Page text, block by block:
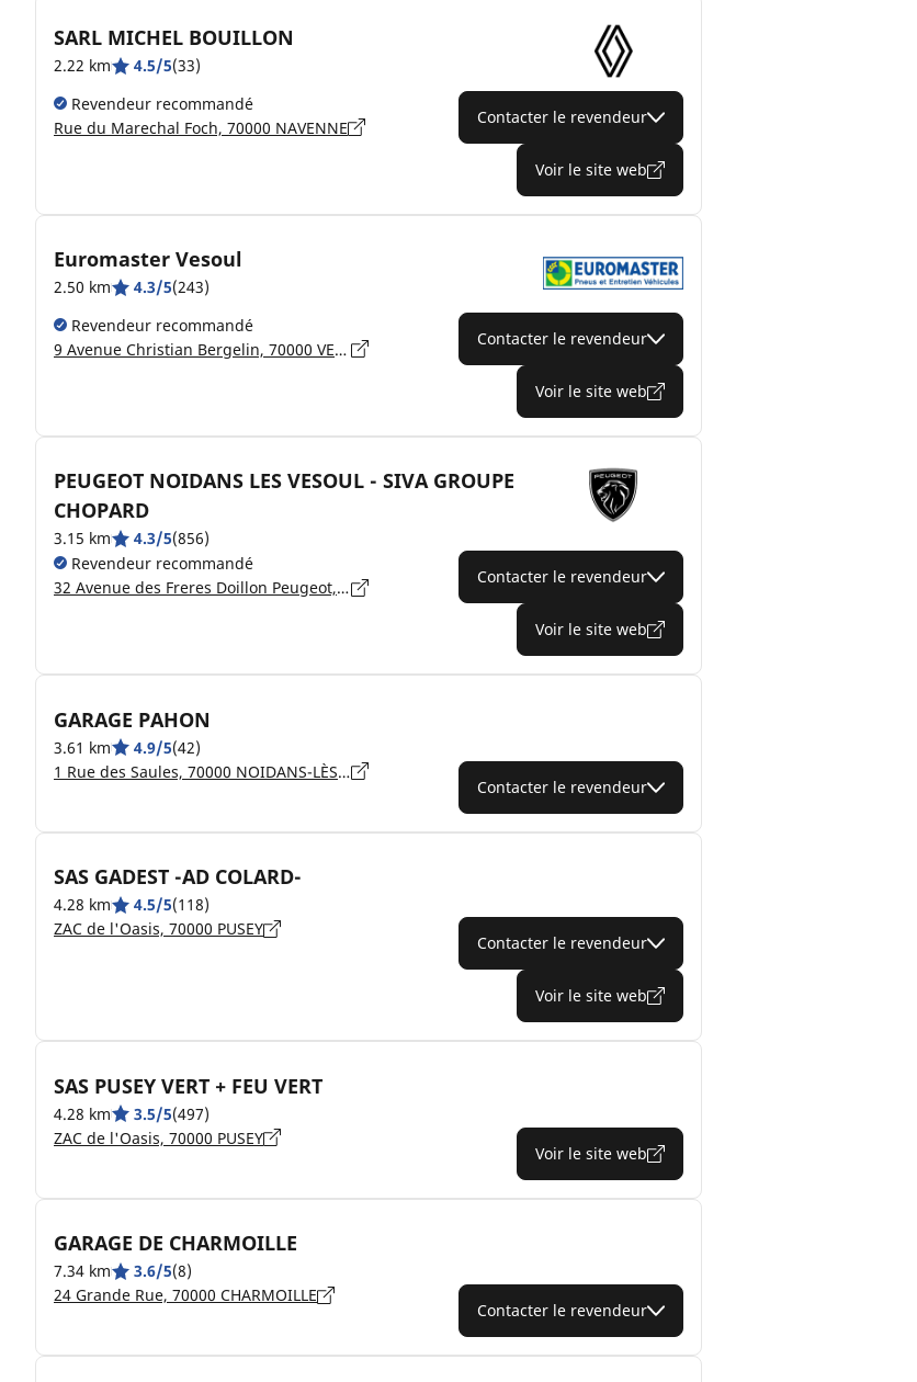
SARL MICHEL BOUILLON
2.22 km 4.5/5(33)
Revendeur recommandé
Rue du Marechal Foch, 70000 NAVENNE
Contacter le revendeur
Voir le site web
Euromaster Vesoul
2.50 km 4.3/5(243)
Revendeur recommandé
9 Avenue Christian Bergelin, 70000 VESOUL
Contacter le revendeur
Voir le site web
PEUGEOT NOIDANS LES VESOUL - SIVA GROUPE
CHOPARD
3.15 km 4.3/5(856)
Revendeur recommandé
32 Avenue des Freres Doillon Peugeot, 70000 NOIDANS LES VESOUL
Contacter le revendeur
Voir le site web
GARAGE PAHON
3.61 km 4.9/5(42)
1 Rue des Saules, 70000 NOIDANS-LÈS-VESOUL
Contacter le revendeur
SAS GADEST -AD COLARD-
4.28 km 4.5/5(118)
ZAC de l'Oasis, 70000 PUSEY
Contacter le revendeur
Voir le site web
SAS PUSEY VERT + FEU VERT
4.28 km 3.5/5(497)
ZAC de l'Oasis, 70000 PUSEY
Voir le site web
GARAGE DE CHARMOILLE
7.34 km 3.6/5(8)
24 Grande Rue, 70000 CHARMOILLE
Contacter le revendeur